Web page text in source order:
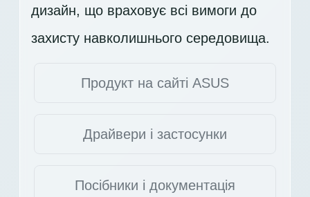
дизайн, що враховує всі вимоги до
захисту навколишнього середовища.
Продукт на сайті ASUS
Драйвери і застосунки
Посібники і документація